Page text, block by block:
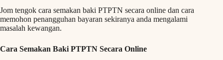
Jom tengok cara semakan baki PTPTN secara online dan cara
memohon penangguhan bayaran sekiranya anda mengalami
masalah kewangan.
Cara Semakan Baki PTPTN Secara Online